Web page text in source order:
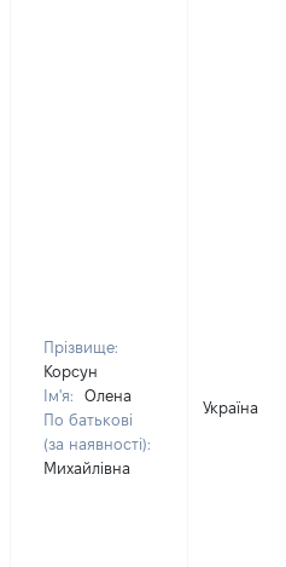
Прізвище:
Корсун
Ім'я:
Олена
По батькові
(за наявності):
Михайлівна
Україна